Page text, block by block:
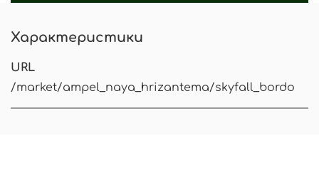
Характеристики
URL
/market/ampel_naya_hrizantema/skyfall_bordo